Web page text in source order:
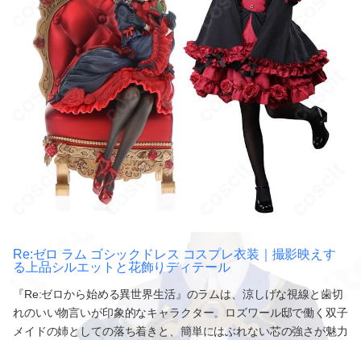
Re:ゼロ ラム ゴシックドレス コスプレ衣装｜撮影映えす
る上品シルエットと花飾りディテール
『Re:ゼロから始める異世界生活』のラムは、涼しげな視線と歯切
れのいい物言いが印象的なキャラクター。ロズワール邸で働く双子
メイドの姉としての落ち着きと、簡単にはぶれない芯の強さが魅力